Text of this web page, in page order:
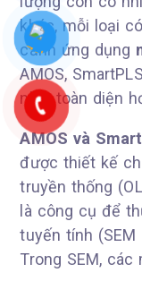
khác, mỗi loại
cảnh ứng dụng
AMOS,
nhìn toàn diện
AMOS và
được thiết kế
truyền thống
là công cụ để
tuyến tính
Trong SEM,